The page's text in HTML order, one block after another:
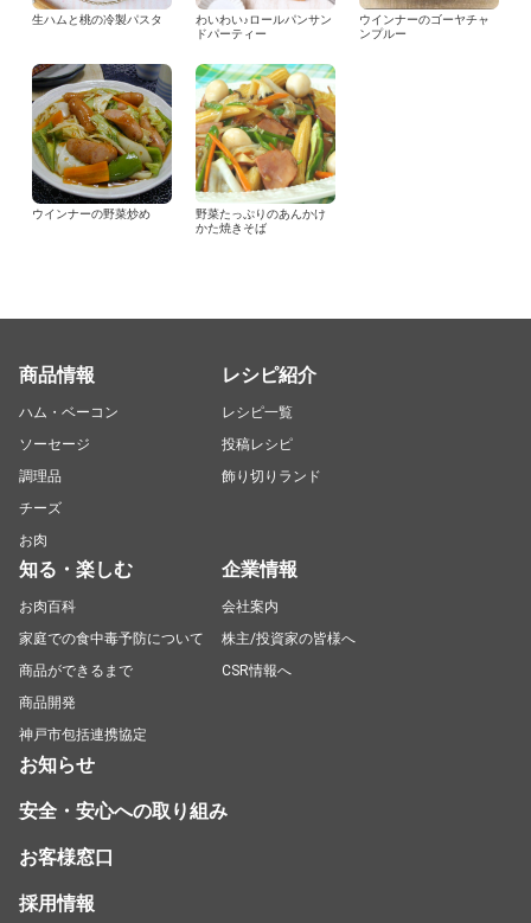
生ハムと桃の冷製パスタ
わいわい♪ロールパンサン
ドパーティー
ウインナーのゴーヤチャ
ンプルー
ウインナーの野菜炒め
野菜たっぷりのあんかけ
かた焼きそば
商品情報
ハム・ベーコン
ソーセージ
調理品
チーズ
お肉
レシピ紹介
レシピ一覧
投稿レシピ
飾り切りランド
知る・楽しむ
お肉百科
家庭での食中毒予防について
商品ができるまで
商品開発
神戸市包括連携協定
企業情報
会社案内
株主/投資家の皆様へ
CSR情報へ
お知らせ
安全・安心への取り組み
お客様窓口
採用情報